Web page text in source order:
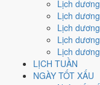
Lịch
Lịch
Lịch
Lịch
Lịch
LỊCH TUẦN
NGÀY TỐT XẤU
Ngày 27/9/2027 dương
Kỷ Dậu- Can
Trạch Thổ. Tổng hòa,
cho các việc
Mão, Ngọ, Mùi, Dậu